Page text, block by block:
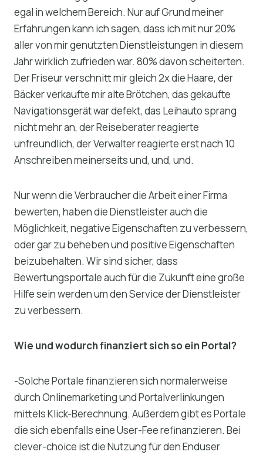
egal in welchem Bereich. Nur auf Grund meiner
Erfahrungen kann ich sagen, dass ich mit nur 20%
aller von mir genutzten Dienstleistungen in diesem
Jahr wirklich zufrieden war. 80% davon scheiterten.
Der Friseur verschnitt mir gleich 2x die Haare, der
Bäcker verkaufte mir alte Brötchen, das gekaufte
Navigationsgerät war defekt, das Leihauto sprang
nicht mehr an, der Reiseberater reagierte
unfreundlich, der Verwalter reagierte erst nach 10
Anschreiben meinerseits und, und, und.
Nur wenn die Verbraucher die Arbeit einer Firma
bewerten, haben die Dienstleister auch die
Möglichkeit, negative Eigenschaften zu verbessern,
oder gar zu beheben und positive Eigenschaften
beizubehalten. Wir sind sicher, dass
Bewertungsportale auch für die Zukunft eine große
Hilfe sein werden um den Service der Dienstleister
zu verbessern.
Wie und wodurch finanziert sich so ein Portal?
-Solche Portale finanzieren sich normalerweise
durch Onlinemarketing und Portalverlinkungen
mittels Klick-Berechnung. Außerdem gibt es Portale
die sich ebenfalls eine User-Fee refinanzieren. Bei
clever-choice ist die Nutzung für den Enduser